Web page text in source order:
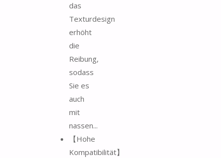
das
Texturdesign
erhöht
die
Reibung,
sodass
Sie es
auch
mit
nassen...
【Hohe
Kompatibilität】